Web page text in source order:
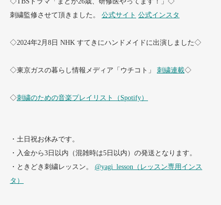
刺繍監修させて頂きました。 公式サイト 公式インスタ
◇2024年2月8日 NHK すてきにハンドメイドに出演しました◇
◇東京ガスの暮らし情報メディア「ウチコト」 刺繍連載◇
◇刺繍のための音楽プレイリスト（Spotify）
・土日祝お休みです。
・入金から3日以内（混雑時は5日以内）の発送となります。
・ときどき刺繍レッスン。 @yagi_lesson（レッスン専用インス
タ）